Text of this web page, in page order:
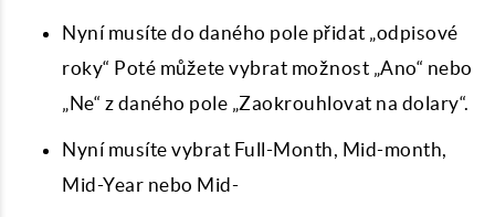
Nyní musíte do daného pole přidat „odpisové
roky“ Poté můžete vybrat možnost „Ano“ nebo
„Ne“ z daného pole „Zaokrouhlovat na dolary“.
Nyní musíte vybrat Full-Month, Mid-month,
Mid-Year nebo Mid-